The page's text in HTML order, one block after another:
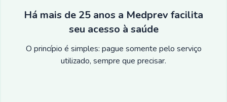
Há mais de 25 anos a Medprev facilita
seu acesso à saúde
O princípio é simples: pague somente pelo serviço
utilizado, sempre que precisar.